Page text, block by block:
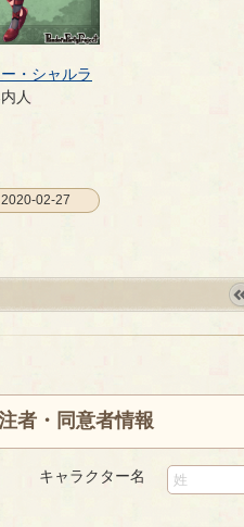
・シャルラ
人
02-27
者・同意者情報
キャラクター名